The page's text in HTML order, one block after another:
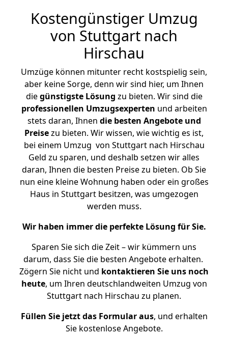
Kostengünstiger Umzug
von Stuttgart nach
Hirschau
Umzüge können mitunter recht kostspielig sein,
aber keine Sorge, denn wir sind hier, um Ihnen
diegünstigste Lösung zu bieten. Wir sind die
professionellen Umzugsexperten und arbeiten
stets daran, Ihnen die besten Angebote und
Preisezu bieten. Wir wissen, wie wichtig es ist,
bei einem Umzug von Stuttgart nach Hirschau
Geld zu sparen, und deshalb setzen wir alles
daran, Ihnen die besten Preise zu bieten. Ob Sie
nun eine kleine Wohnung haben oder ein großes
Haus in Stuttgart besitzen, was umgezogen
werden muss.
Wir haben immer die perfekte Lösung für Sie.
Sparen Sie sich die Zeit – wir kümmern uns
darum, dass Sie die besten Angebote erhalten.
Zögern Sie nicht und kontaktieren Sie uns noch
heute, um Ihren deutschlandweiten Umzug von
Stuttgart nach Hirschau zu planen.
Füllen Sie jetzt das Formular aus, und erhalten
Sie kostenlose Angebote.